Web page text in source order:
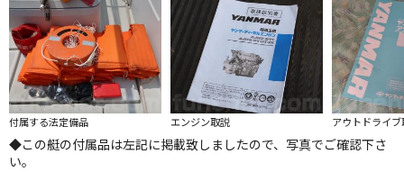
付属する法定備品 エンジン取説 アウトドライ
◆この艇の付属品は左記に掲載致しましたので、写真でご確認下さ
い。